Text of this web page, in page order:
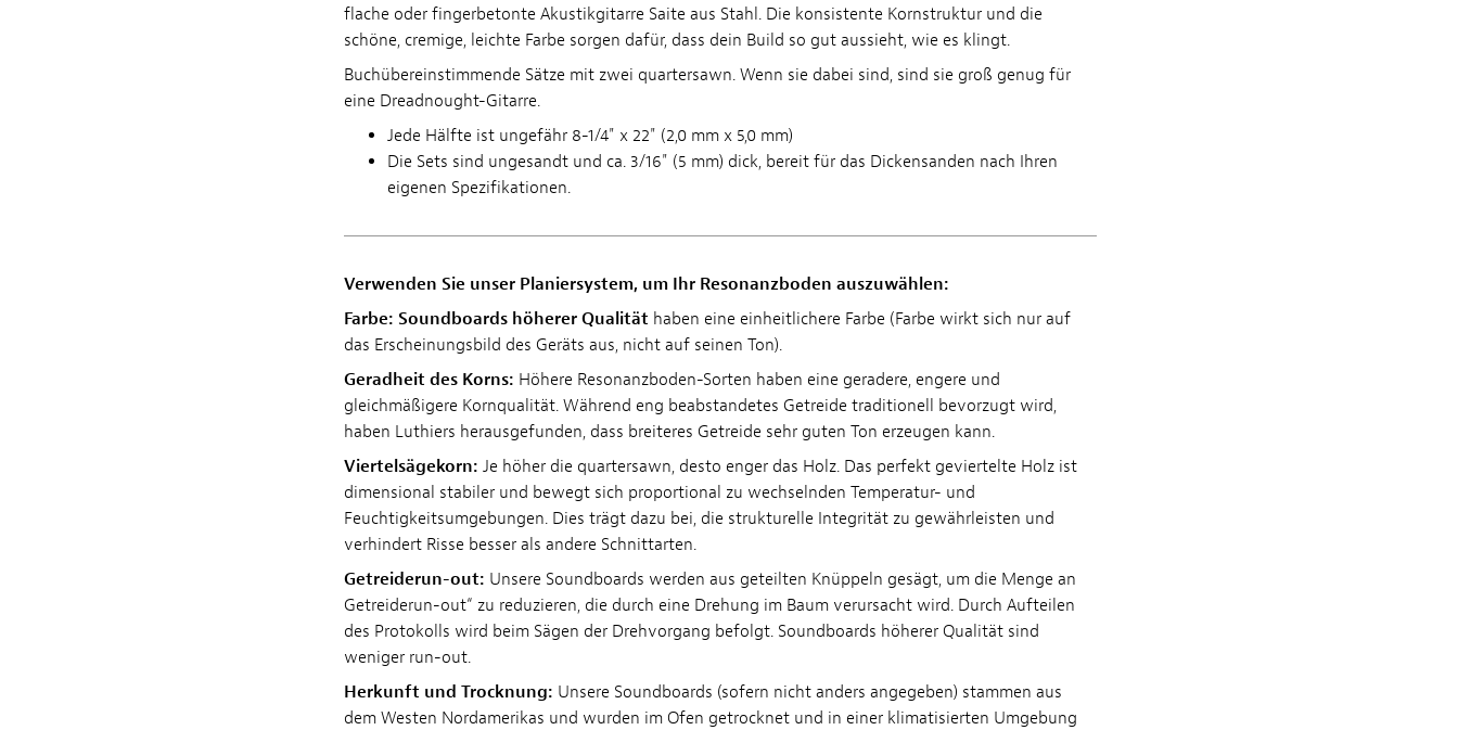
flache oder fingerbetonte Akustikgitarre Saite aus Stahl. Die konsistente Kornstruktur und die
schöne, cremige, leichte Farbe sorgen dafür, dass dein Build so gut aussieht, wie es klingt.
Buchübereinstimmende Sätze mit zwei quartersawn. Wenn sie dabei sind, sind sie groß genug für
eine Dreadnought-Gitarre.
Jede Hälfte ist ungefähr 8-1/4" x 22" (2,0 mm x 5,0 mm)
Die Sets sind ungesandt und ca. 3/16" (5 mm) dick, bereit für das Dickensanden nach Ihren
eigenen Spezifikationen.
Verwenden Sie unser Planiersystem, um Ihr Resonanzboden auszuwählen:
Farbe: Soundboards höherer Qualität haben eine einheitlichere Farbe (Farbe wirkt sich nur auf
das Erscheinungsbild des Geräts aus, nicht auf seinen Ton).
Geradheit des Korns: Höhere Resonanzboden-Sorten haben eine geradere, engere und
gleichmäßigere Kornqualität. Während eng beabstandetes Getreide traditionell bevorzugt wird,
haben Luthiers herausgefunden, dass breiteres Getreide sehr guten Ton erzeugen kann.
Viertelsägekorn: Je höher die quartersawn, desto enger das Holz. Das perfekt geviertelte Holz ist
dimensional stabiler und bewegt sich proportional zu wechselnden Temperatur- und
Feuchtigkeitsumgebungen. Dies trägt dazu bei, die strukturelle Integrität zu gewährleisten und
verhindert Risse besser als andere Schnittarten.
Getreiderun-out: Unsere Soundboards werden aus geteilten Knüppeln gesägt, um die Menge an
Getreiderun-out“ zu reduzieren, die durch eine Drehung im Baum verursacht wird. Durch Aufteilen
des Protokolls wird beim Sägen der Drehvorgang befolgt. Soundboards höherer Qualität sind
weniger run-out.
Herkunft und Trocknung: Unsere Soundboards (sofern nicht anders angegeben) stammen aus
dem Westen Nordamerikas und wurden im Ofen getrocknet und in einer klimatisierten Umgebung